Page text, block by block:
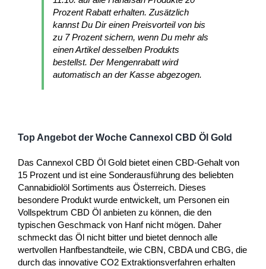
Prozent Rabatt erhalten. Zusätzlich
kannst Du Dir einen Preisvorteil von bis
zu 7 Prozent sichern, wenn Du mehr als
einen Artikel desselben Produkts
bestellst. Der Mengenrabatt wird
automatisch an der Kasse abgezogen.
Top Angebot der Woche Cannexol CBD Öl Gold
Das Cannexol CBD Öl Gold bietet einen CBD-Gehalt von
15 Prozent und ist eine Sonderausführung des beliebten
Cannabidiolöl Sortiments aus Österreich. Dieses
besondere Produkt wurde entwickelt, um Personen ein
Vollspektrum CBD Öl anbieten zu können, die den
typischen Geschmack von Hanf nicht mögen. Daher
schmeckt das Öl nicht bitter und bietet dennoch alle
wertvollen Hanfbestandteile, wie CBN, CBDA und CBG, die
durch das innovative CO2 Extraktionsverfahren erhalten